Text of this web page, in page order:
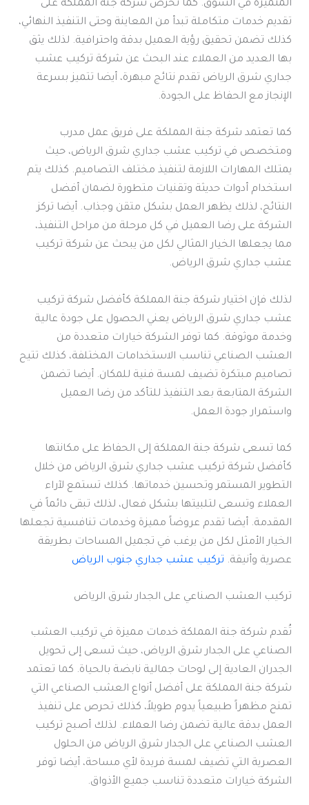
المتميزة في السوق. كما تحرص شركة جنة المملكة على
تقديم خدمات متكاملة تبدأ من المعاينة وحتى التنفيذ النهائي،
كذلك تضمن تحقيق رؤية العميل بدقة واحترافية. لذلك يثق
بها العديد من العملاء عند البحث عن شركة تركيب عشب
جداري شرق الرياض تقدم نتائج مبهرة، أيضا تتميز بسرعة
الإنجاز مع الحفاظ على الجودة.
كما تعتمد شركة جنة المملكة على فريق عمل مدرب
ومتخصص في تركيب عشب جداري شرق الرياض، حيث
يمتلك المهارات اللازمة لتنفيذ مختلف التصاميم. كذلك يتم
استخدام أدوات حديثة وتقنيات متطورة لضمان أفضل
النتائج، لذلك يظهر العمل بشكل متقن وجذاب. أيضا تركز
الشركة على رضا العميل في كل مرحلة من مراحل التنفيذ،
مما يجعلها الخيار المثالي لكل من يبحث عن شركة تركيب
عشب جداري شرق الرياض.
لذلك فإن اختيار شركة جنة المملكة كأفضل شركة تركيب
عشب جداري شرق الرياض يعني الحصول على جودة عالية
وخدمة موثوقة. كما توفر الشركة خيارات متعددة من
العشب الصناعي تناسب الاستخدامات المختلفة، كذلك تتيح
تصاميم مبتكرة تضيف لمسة فنية للمكان. أيضا تضمن
الشركة المتابعة بعد التنفيذ للتأكد من رضا العميل
واستمرار جودة العمل.
كما تسعى شركة جنة المملكة إلى الحفاظ على مكانتها
كأفضل شركة تركيب عشب جداري شرق الرياض من خلال
التطوير المستمر وتحسين خدماتها. كذلك تستمع لآراء
العملاء وتسعى لتلبيتها بشكل فعال، لذلك تبقى دائماً في
المقدمة. أيضا تقدم عروضاً مميزة وخدمات تنافسية تجعلها
الخيار الأمثل لكل من يرغب في تجميل المساحات بطريقة
عصرية وأنيقة. تركيب عشب جداري جنوب الرياض
تركيب العشب الصناعي على الجدار شرق الرياض
تُقدم شركة جنة المملكة خدمات مميزة في تركيب العشب
الصناعي على الجدار شرق الرياض، حيث تسعى إلى تحويل
الجدران العادية إلى لوحات جمالية نابضة بالحياة. كما تعتمد
شركة جنة المملكة على أفضل أنواع العشب الصناعي التي
تمنح مظهراً طبيعياً يدوم طويلاً، كذلك تحرص على تنفيذ
العمل بدقة عالية تضمن رضا العملاء. لذلك أصبح تركيب
العشب الصناعي على الجدار شرق الرياض من الحلول
العصرية التي تضيف لمسة فريدة لأي مساحة، أيضا توفر
الشركة خيارات متعددة تناسب جميع الأذواق.